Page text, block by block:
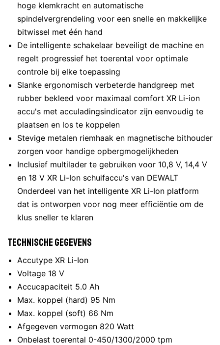
hoge klemkracht en automatische
spindelvergrendeling voor een snelle en makkelijke
bitwissel met één hand
De intelligente schakelaar beveiligt de machine en
regelt progressief het toerental voor optimale
controle bij elke toepassing
Slanke ergonomisch verbeterde handgreep met
rubber bekleed voor maximaal comfort XR Li-ion
accu's met acculadingsindicator zijn eenvoudig te
plaatsen en los te koppelen
Stevige metalen riemhaak en magnetische bithouder
zorgen voor handige opbergmogelijkheden
Inclusief multilader te gebruiken voor 10,8 V, 14,4 V
en 18 V XR Li-Ion schuifaccu's van DEWALT
Onderdeel van het intelligente XR Li-Ion platform
dat is ontworpen voor nog meer efficiëntie om de
klus sneller te klaren
Technische gegevens
Accutype XR Li-Ion
Voltage 18 V
Accucapaciteit 5.0 Ah
Max. koppel (hard) 95 Nm
Max. koppel (soft) 66 Nm
Afgegeven vermogen 820 Watt
Onbelast toerental 0-450/1300/2000 tpm